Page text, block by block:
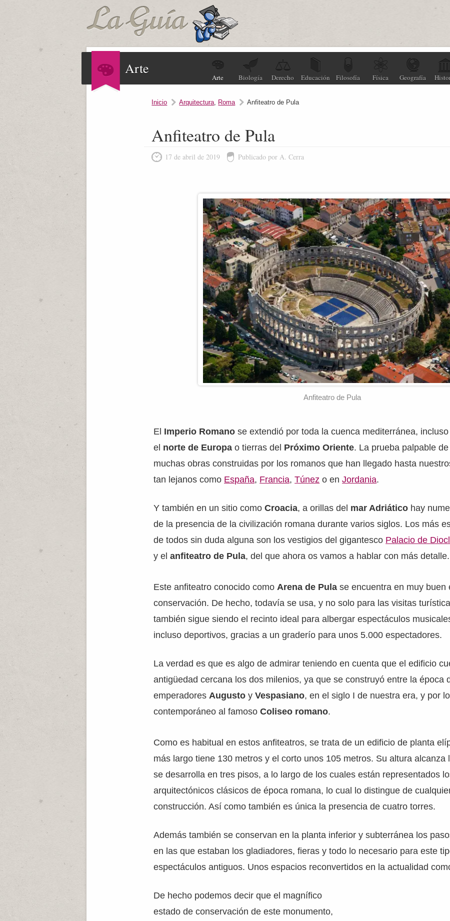
Arte
Arte Biología Derecho Educación Filosofía Física Geografía
Inicio Arquitectura, Roma Anfiteatro de Pula
Anfiteatro de Pula
17 de abril de 2019 Publicado por A. Cerra
Anfiteatro de Pula
El Imperio Romano se extendió por toda la cuenca mediterránea,
el norte de Europa o tierras del Próximo Oriente. La prueba palpable
muchas obras construidas por los romanos que han llegado hasta
tan lejanos como España, Francia,Túnez o enJordania.
Y también en un sitio comoCroacia, a orillas del mar Adriático hay
de la presencia de la civilización romana durante varios siglos. Los más
de todos sin duda alguna son los vestigios del gigantesco Palacio de
y elanfiteatro de Pula, del que ahora os vamos a hablar con más detalle.
Este anfiteatro conocido como Arena de Pula se encuentra en muy buen
conservación. De hecho, todavía se usa, y no solo para las visitas
también sigue siendo el recinto ideal para albergar espectáculos
incluso deportivos, gracias a un graderío para unos 5.000 espectadores.
La verdad es que es algo de admirar teniendo en cuenta que el edificio
antigüedad cercana los dos milenios, ya que se construyó entre la época
emperadores Augusto yVespasiano, en el siglo I de nuestra era, y por
contemporáneo al famosoColiseo romano.
Como es habitual en estos anfiteatros, se trata de un edificio de planta
más largo tiene 130 metros y el corto unos 105 metros. Su altura alcanza
se desarrolla en tres pisos, a lo largo de los cuales están representados
arquitectónicos clásicos de época romana, lo cual lo distingue de
construcción. Así como también es única la presencia de cuatro torres.
Además también se conservan en la planta inferior y subterránea los
en las que estaban los gladiadores, fieras y todo lo necesario para este
espectáculos antiguos. Unos espacios reconvertidos en la actualidad
De hecho podemos decir que el magnífico
estado de conservación de este monumento,